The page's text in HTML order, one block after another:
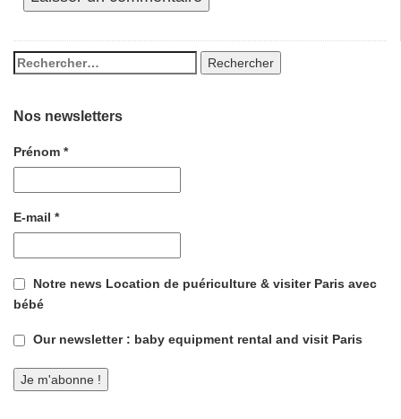
Nos newsletters
Prénom *
E-mail *
Notre news Location de puériculture & visiter Paris avec
bébé
Our newsletter : baby equipment rental and visit Paris